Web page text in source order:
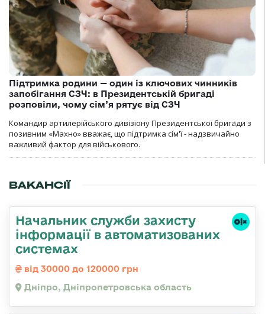
Підтримка родини — один із ключових чинників
запобігання СЗЧ: в Президентській бригаді
розповіли, чому сім’я рятує від СЗЧ
Командир артилерійського дивізіону Президентської бригади з
позивним «Махно» вважає, що підтримка сім'ї - надзвичайно
важливий фактор для військового.
ВАКАНСІЇ
Начальник служби захисту
інформації в автоматизованих
системах
від 30000 до 120000 грн
Дніпро, Дніпропетровська область